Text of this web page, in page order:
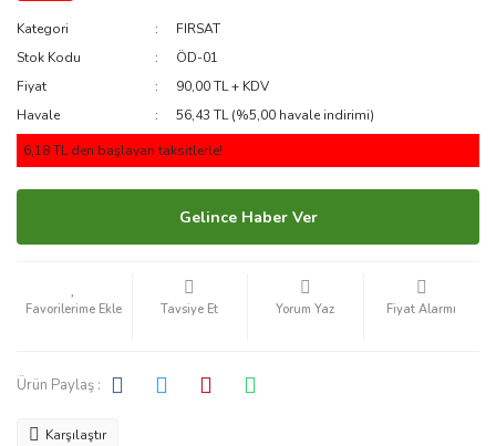
Kategori
FIRSAT
Stok Kodu
ÖD-01
Fiyat
90,00 TL + KDV
Havale
56,43 TL (%5,00 havale indirimi)
6,18 TL den başlayan taksitlerle!
Gelince Haber Ver
Tavsiye Et Yorum Yaz Fiyat Alarmı
Ürün Paylaş :
Karşılaştır